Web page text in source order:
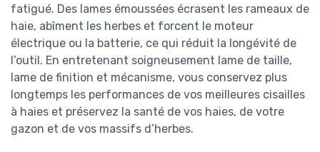
fatigué. Des lames émoussées écrasent les rameaux de
haie, abîment les herbes et forcent le moteur
électrique ou la batterie, ce qui réduit la longévité de
l’outil. En entretenant soigneusement lame de taille,
lame de finition et mécanisme, vous conservez plus
longtemps les performances de vos meilleures cisailles
à haies et préservez la santé de vos haies, de votre
gazon et de vos massifs d’herbes.